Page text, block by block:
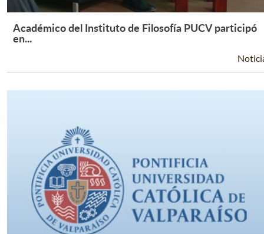
Leer Más +
Académico del Instituto de Filosofía PUCV participó
en...